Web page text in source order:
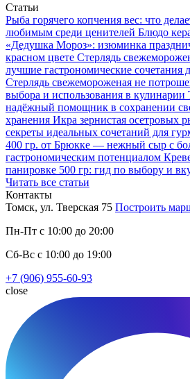
Статьи
Рыба горячего копчения вес: что
любимым среди ценителей Блюдо
«Дедушка Мороз»: изюминка
красном цвете Стерлядь
лучшие гастрономические сочетания
Стерлядь свежемороженая не
выбора и использования в кулинарии
надёжный помощник в сохранении
хранения Икра зернистая осетровых
секреты идеальных сочетаний для
400 гр. от Брюкке — нежный сыр с
гастрономическим потенциалом
панировке 500 гр: гид по выбору и
Читать все статьи
Контакты
Томск, ул. Тверская 75 Построить
Пн-Пт с 10:00 до 20:00
Сб-Вс с 10:00 до 19:00
+7 (906) 955-60-93
close